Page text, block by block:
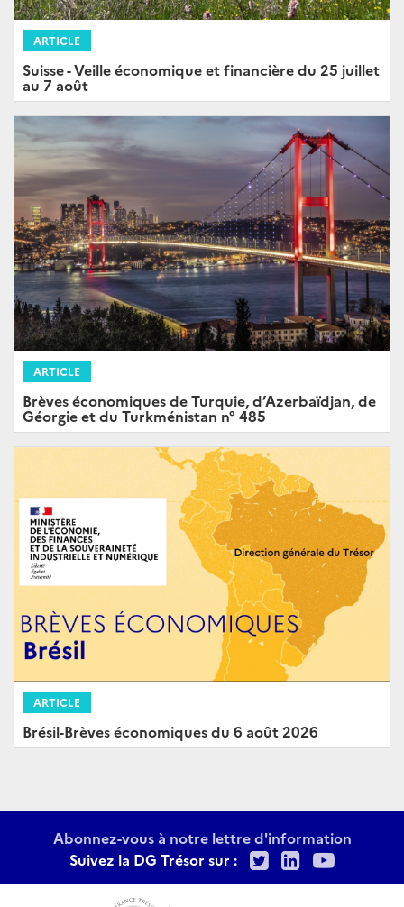
ARTICLE
Suisse - Veille économique et financière du 25 juillet
au 7 août
ARTICLE
Brèves économiques de Turquie, d’Azerbaïdjan, de
Géorgie et du Turkménistan n° 485
ARTICLE
Brésil-Brèves économiques du 6 août 2026
Abonnez-vous à notre lettre d'information
Suivez la DG Trésor sur :
TwitterLinkedIn